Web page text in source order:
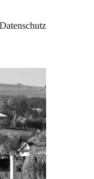
Datenschutz